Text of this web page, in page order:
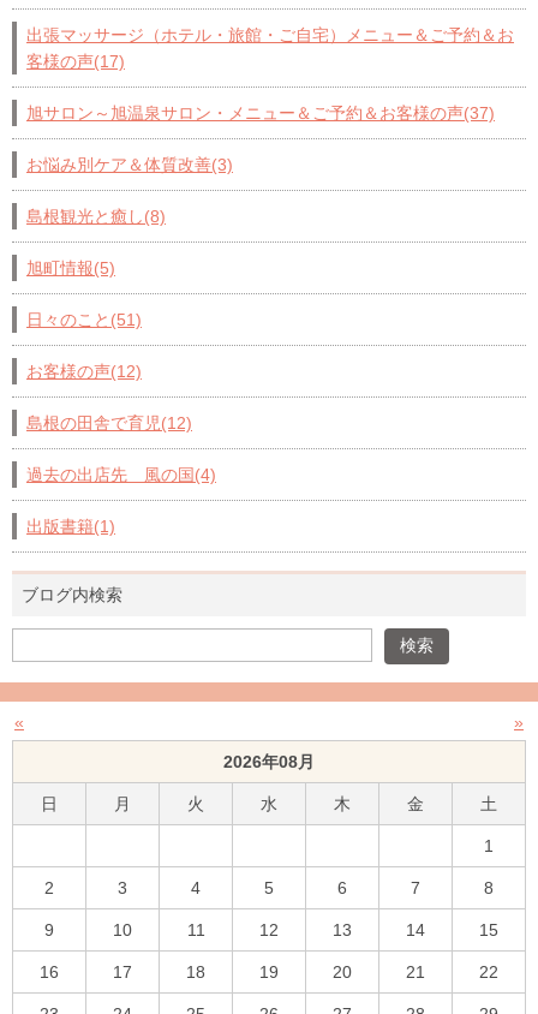
出張マッサージ（ホテル・旅館・ご自宅）メニュー＆ご予約＆お
客様の声(17)
旭サロン～旭温泉サロン・メニュー＆ご予約＆お客様の声(37)
お悩み別ケア＆体質改善(3)
島根観光と癒し(8)
旭町情報(5)
日々のこと(51)
お客様の声(12)
島根の田舎で育児(12)
過去の出店先 風の国(4)
出版書籍(1)
ブログ内検索
« »
2026年08月
日 月 火 水 木 金 土
1
2 3 4 5 6 7 8
9 10 11 12 13 14 15
16 17 18 19 20 21 22